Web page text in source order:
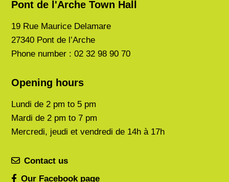
Pont de l'Arche Town Hall
19 Rue Maurice Delamare
27340 Pont de l’Arche
Phone number : 02 32 98 90 70
Opening hours
Lundi de2 pm to 5 pm
Mardi de2 pm to 7 pm
Mercredi, jeudi et vendredi de 14h à 17h
Contact us
Our Facebook page